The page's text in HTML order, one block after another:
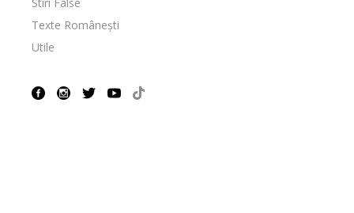
Texte Românești
Utile